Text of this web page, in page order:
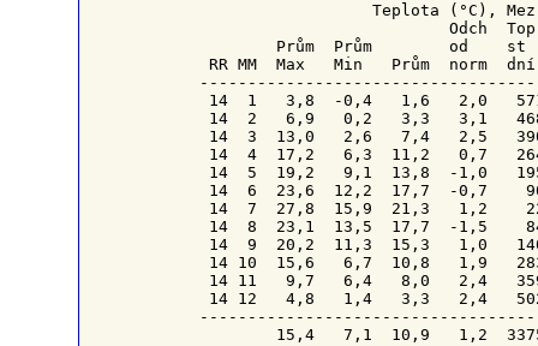
Teplota (°C),
Odch
Prům  Prům        od    st
RR MM
Max   Min   Prům  norm
14  1   3,8  -0,4   1,6   2,0
14  2   6,9   0,2   3,3   3,1
14  3  13,0   2,6   7,4   2,5
14  4  17,2   6,3  11,2   0,7
14  5  19,2   9,1  13,8  -1,0
14  6  23,6  12,2  17,7  -0,7
14  7  27,8  15,9  21,3   1,2
14  8  23,1  13,5  17,7  -1,5
14  9  20,2  11,3  15,3   1,0
14 10  15,6   6,7  10,8   1,9
14 11   9,7   6,4   8,0   2,4
14 12   4,8   1,4   3,3   2,4
15,4   7,1  10,9   1,2